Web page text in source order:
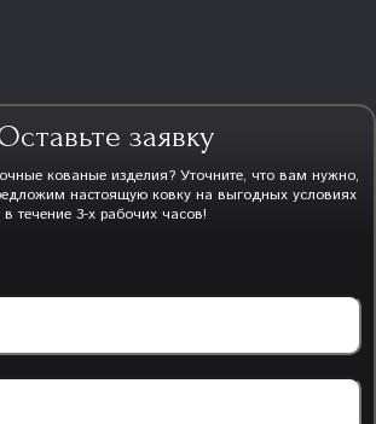
заявку
кованые изделия? Уточните, что вам нужно,
настоящую ковку на выгодных условиях
в течение 3-х рабочих часов!